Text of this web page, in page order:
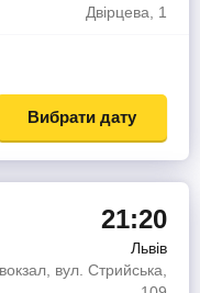
Двірцева, 1
Вибрати дату
21:20
Львів
вул. Стрийська,